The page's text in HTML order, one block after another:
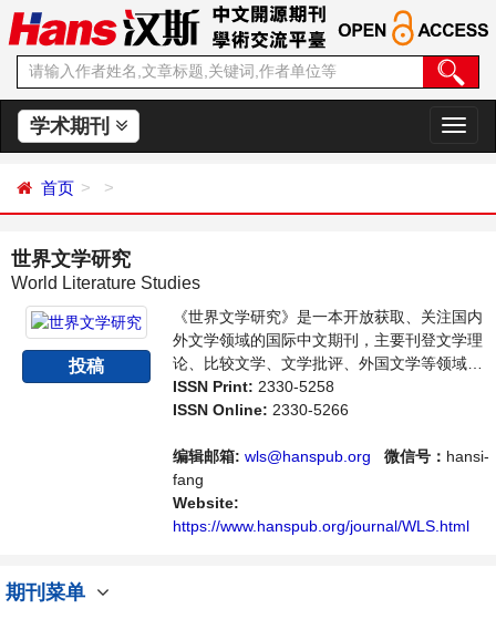
学术期刊
切
换
首页
世界文学研究
World Literature Studies
投稿
《世界文学研究》是一本开放获取、关注国内
外文学领域的国际中文期刊，主要刊登文学理
论、比较文学、文学批评、外国文学等领域研
究的新成果、新课题，旨在给世界范围内的科
学家、学者、科研人员提供一个传播、分享和
台。
ISSN Print: 2330-5258
ISSN Online: 2330-5266
编辑邮箱: wls@hanspub.org 微信号： hansi-
fang
Website:
https://www.hanspub.org/journal/WLS.html
期刊菜单